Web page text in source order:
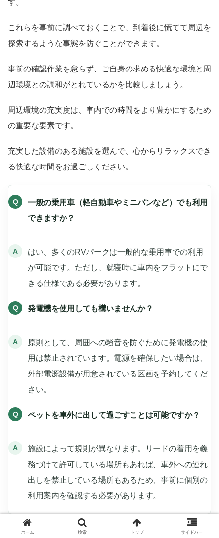
す。
これらを事前に調べておくことで、到着後に慌てて周辺を
探索するような事態を防ぐことができます。
事前の確認作業を怠らず、ご自身の求める快適な環境と周
辺環境との調和がとれているかを比較しましょう。
周辺環境の充実度は、車内での時間をより豊かにするため
の重要な要素です。
充実した設備のある施設を選んで、心からリラックスでき
る快適な時間をお過ごしください。
一般の乗用車（軽自動車やミニバンなど）でも利用
できますか？
はい、多くのRVパークは一般的な乗用車での利用
が可能です。ただし、就寝時に車内をフラットにで
きる仕様である必要があります。
発電機を使用しても構いませんか？
原則として、周囲への騒音を防ぐために発電機の使
用は禁止されています。電源を確保したい場合は、
外部電源設備が用意されている区画を予約してくだ
さい。
ペットを車外に出して過ごすことは可能ですか？
施設によって規則が異なります。リードの着用を義
務づけて許可している場所もあれば、車外への連れ
出しを禁止している場所もあるため、事前に個別の
利用案内を確認する必要があります。
ホーム 検索 トップ サイドバー